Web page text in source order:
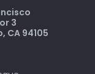
3
CA 94105